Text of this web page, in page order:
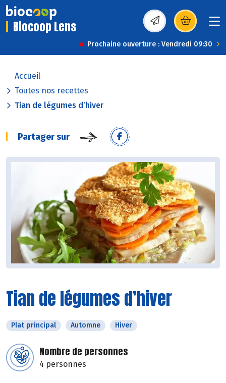
Biocoop Lens (s’ouvre dans une
Prochaine ouverture : Vendredi 09:30
Accueil
Toutes nos recettes
Tian de légumes d’hiver
Partager sur
Tian de légumes d’hiver
Plat principal Automne Hiver
Nombre de personnes
4 personnes